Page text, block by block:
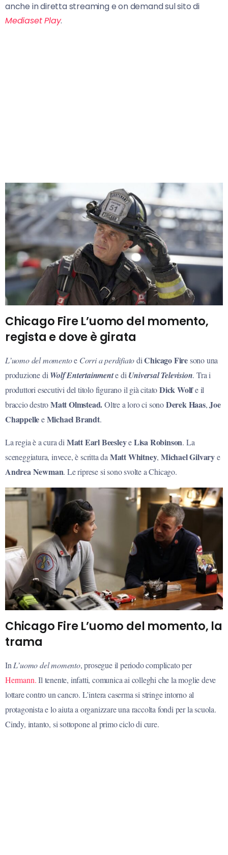
anche in diretta streaming e on demand sul sito di
Mediaset Play.
Chicago Fire L’uomo del momento,
regista e dove è girata
L’uomo del momentoe Corri a perdifiatodiChicago Firesono una
produzione di Wolf Entertainmente di Universal Television. Tra i
produttori esecutivi del titolo figurano il già citatoDick Wolfe il
braccio destroMatt Olmstead.Oltre a loro ci sonoDerek Haas,Joe
ChappelleeMichael Brandt.
La regia è a cura di Matt Earl BeesleyeLisa Robinson. La
sceneggiatura, invece, è scritta da Matt Whitney,Michael Gilvarye
Andrea Newman. Le riprese si sono svolte a Chicago.
Chicago Fire L’uomo del momento, la
trama
In L’uomo del momento, prosegue il periodo complicato per
Hermann.Il tenente, infatti, comunica ai colleghi che la moglie deve
lottare contro un cancro. L’intera caserma si stringe intorno al
protagonista e lo aiuta a organizzare una raccolta fondi per la scuola.
Cindy, intanto, si sottopone al primo ciclo di cure.